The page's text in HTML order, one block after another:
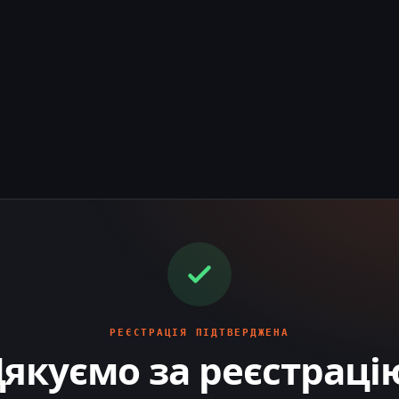
РЕЄСТРАЦІЯ ПІДТВЕРДЖЕНА
за